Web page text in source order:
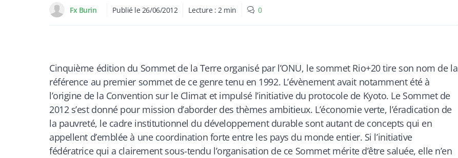
Fx Burin Publié le 26/06/2012 Lecture : 2 min 0
Cinquième édition du Sommet de la Terre organisé par l’ONU, le sommet Rio+20 tire son nom de la
référence au premier sommet de ce genre tenu en 1992. L’évènement avait notamment été à
l’origine de la Convention sur le Climat et impulsé l’initiative du protocole de Kyoto. Le Sommet de
2012 s’est donné pour mission d’aborder des thèmes ambitieux. L’économie verte, l’éradication de
la pauvreté, le cadre institutionnel du développement durable sont autant de concepts qui en
appellent d’emblée à une coordination forte entre les pays du monde entier. Si l’initiative
fédératrice qui a clairement sous-tendu l’organisation de ce Sommet mérite d’être saluée, elle n’en